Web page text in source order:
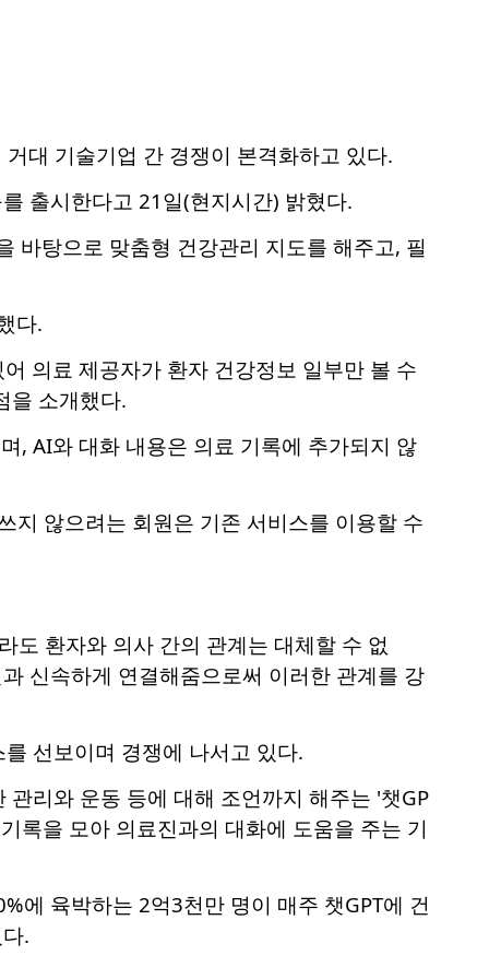
대 기술기업 간 경쟁이 본격화하고 있다.
출시한다고 21일(현지시간) 밝혔다.
바탕으로 맞춤형 건강관리 지도를 해주고, 필
다.
의료 제공자가 환자 건강정보 일부만 볼 수
을 소개했다.
, AI와 대화 내용은 의료 기록에 추가되지 않
지 않으려는 회원은 기존 서비스를 이용할 수
도 환자와 의사 간의 관계는 대체할 수 없
신속하게 연결해줌으로써 이러한 관계를 강
선보이며 경쟁에 나서고 있다.
리와 운동 등에 대해 조언까지 해주는 '챗GP
록을 모아 의료진과의 대화에 도움을 주는 기
에 육박하는 2억3천만 명이 매주 챗GPT에 건
.